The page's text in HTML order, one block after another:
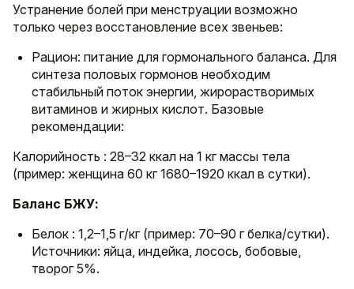
Устранение болей при менструации возможно
только через восстановление всех звеньев:
Рацион: питание для гормонального баланса. Для
синтеза половых гормонов необходим
стабильный поток энергии, жирорастворимых
витаминов и жирных кислот. Базовые
рекомендации:
Калорийность : 28–32 ккал на 1 кг массы тела
(пример: женщина 60 кг 1680–1920 ккал в сутки).
Баланс БЖУ:
Белок : 1,2–1,5 г/кг (пример: 70–90 г белка/сутки).
Источники: яйца, индейка, лосось, бобовые,
творог 5%.